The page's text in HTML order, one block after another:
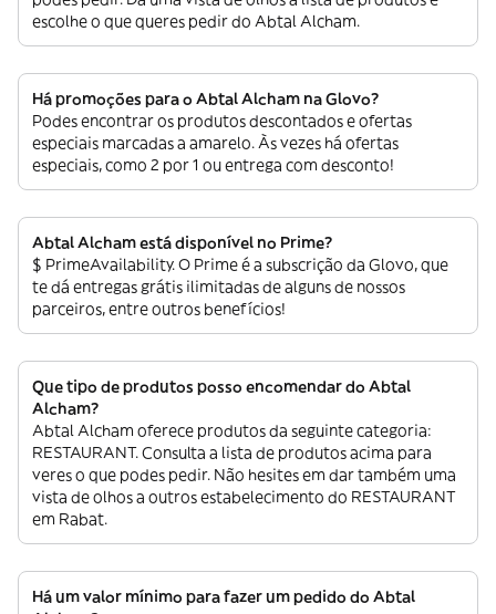
escolhe o que queres pedir do Abtal Alcham.
Há promoções para o Abtal Alcham na Glovo?
Podes encontrar os produtos descontados e ofertas
especiais marcadas a amarelo. Às vezes há ofertas
especiais, como 2 por 1 ou entrega com desconto!
Abtal Alcham está disponível no Prime?
$ PrimeAvailability. O Prime é a subscrição da Glovo, que
te dá entregas grátis ilimitadas de alguns de nossos
parceiros, entre outros benefícios!
Que tipo de produtos posso encomendar do Abtal
Alcham?
Abtal Alcham oferece produtos da seguinte categoria:
RESTAURANT. Consulta a lista de produtos acima para
veres o que podes pedir. Não hesites em dar também uma
vista de olhos a outros estabelecimento do RESTAURANT
em Rabat.
Há um valor mínimo para fazer um pedido do Abtal